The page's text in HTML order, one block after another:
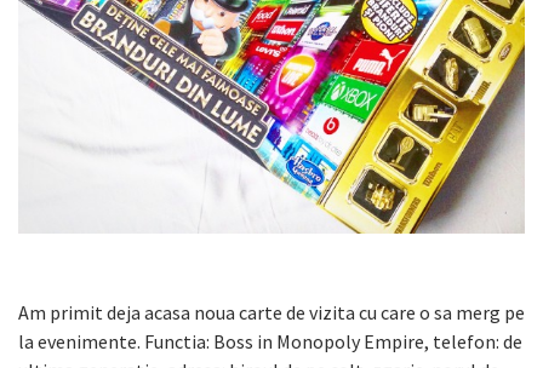
Am primit deja acasa noua carte de vizita cu care o sa merg pe
la evenimente. Functia: Boss in Monopoly Empire, telefon: de